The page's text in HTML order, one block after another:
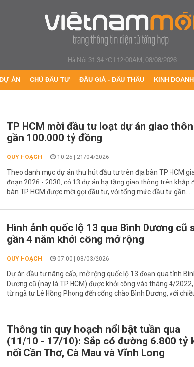
Hà Nội 31.34 °C| 12:00AM, 08/08/2026
DỰ ÁN CHỦ ĐẦU TƯ ĐẤU GIÁ - ĐẤU THẦU KINH DOANH
TP HCM mời đầu tư loạt dự án giao
gần 100.000 tỷ đồng
QUY HOẠCH 10:25 | 21/04/2026
Theo danh mục dự án thu hút đầu tư trên địa bàn TP HCM
đoạn 2026 - 2030, có 13 dự án hạ tầng giao thông trên khắp
bàn TP HCM được mời gọi đầu tư, với tổng mức đầu tư gần...
Hình ảnh quốc lộ 13 qua Bình Dương cũ
gần 4 năm khởi công mở rộng
QUY HOẠCH 07:00 | 08/03/2026
Dự án đầu tư nâng cấp, mở rộng quốc lộ 13 đoạn qua tỉnh
Dương cũ (nay là TP HCM) được khởi công vào tháng 4/
từ ngã tư Lê Hồng Phong đến cổng chào Bình Dương, với chiều
Thông tin quy hoạch nổi bật tuần qua
(11/10 - 17/10): Sắp có đường 6.800 tỷ
nối Cần Thơ, Cà Mau và Vĩnh Long